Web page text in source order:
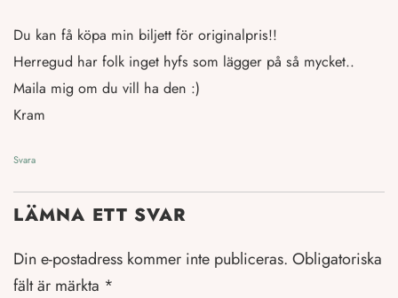
Du kan få köpa min biljett för originalpris!!
Herregud har folk inget hyfs som lägger på så mycket..
Maila mig om du vill ha den :)
Kram
Svara
LÄMNA ETT SVAR
Din e-postadress kommer inte publiceras. Obligatoriska
fält är märkta *